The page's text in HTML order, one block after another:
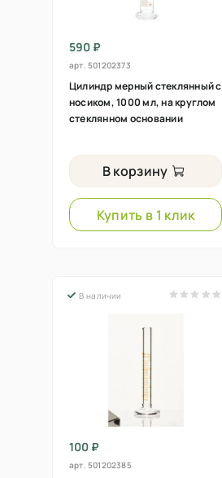
590 ₽
арт. 501202373
Цилиндр мерный стеклянный с
носиком, 1000 мл, на круглом
стеклянном основании
В корзину
Купить в 1 клик
В наличии
100 ₽
арт. 501202385